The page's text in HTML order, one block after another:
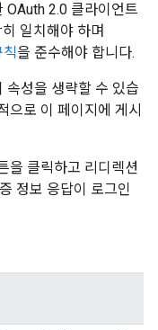
OAuth 2.0 클라이언트
일치해야 하며
을 준수해야 합니다.
속성을 생략할 수 있습
으로 이 페이지에 게시
을 클릭하고 리디렉션
정보 응답이 로그인